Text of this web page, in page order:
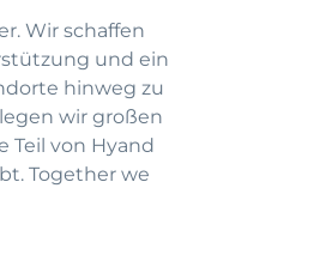
Wir schaffen
und ein
hinweg zu
wir großen
Teil von Hyand
Together we